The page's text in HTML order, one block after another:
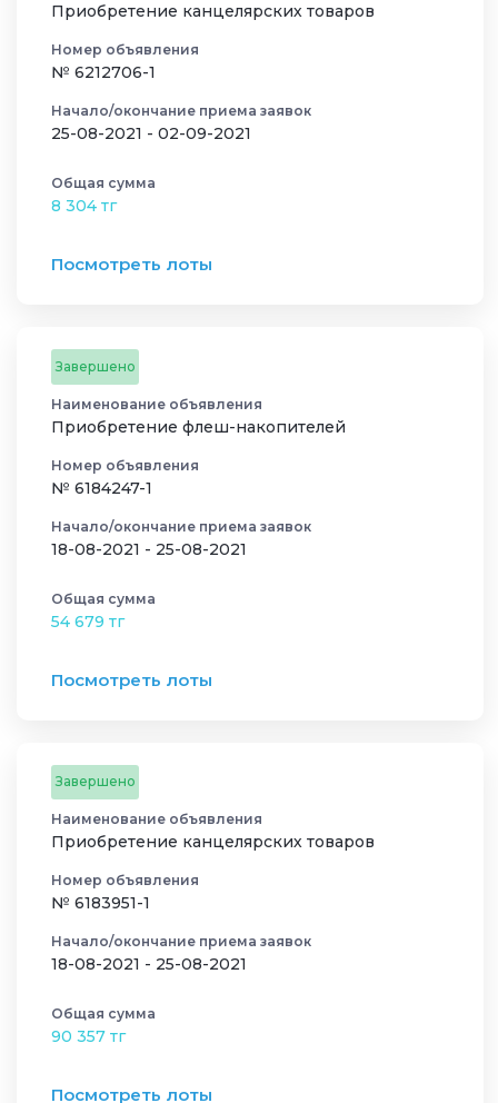
Приобретение канцелярских товаров
Номер объявления
№ 6212706-1
Начало/окончание приема заявок
25-08-2021 - 02-09-2021
Общая сумма
8 304 тг
Посмотреть лоты
Завершено
Наименование объявления
Приобретение флеш-накопителей
Номер объявления
№ 6184247-1
Начало/окончание приема заявок
18-08-2021 - 25-08-2021
Общая сумма
54 679 тг
Посмотреть лоты
Завершено
Наименование объявления
Приобретение канцелярских товаров
Номер объявления
№ 6183951-1
Начало/окончание приема заявок
18-08-2021 - 25-08-2021
Общая сумма
90 357 тг
Посмотреть лоты